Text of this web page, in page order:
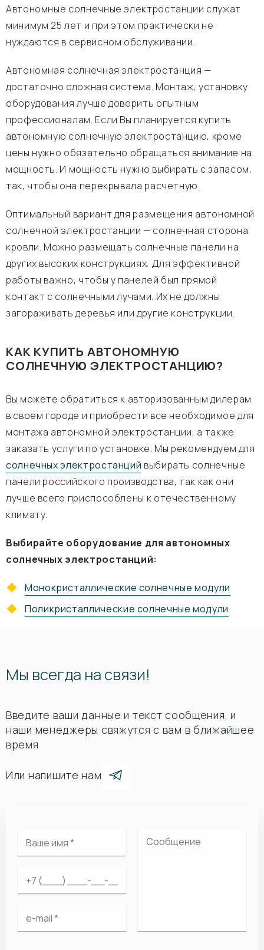
Автономные солнечные электростанции служат
минимум 25 лет и при этом практически не
нуждаются в сервисном обслуживании.
Автономная солнечная электростанция —
достаточно сложная система. Монтаж, установку
оборудования лучше доверить опытным
профессионалам. Если Вы планируется купить
автономную солнечную электростанцию, кроме
цены нужно обязательно обращаться внимание на
мощность. И мощность нужно выбирать с запасом,
так, чтобы она перекрывала расчетную.
Оптимальный вариант для размещения автономной
солнечной электростанции — солнечная сторона
кровли. Можно размещать солнечные панели на
других высоких конструкциях. Для эффективной
работы важно, чтобы у панелей был прямой
контакт с солнечными лучами. Их не должны
загораживать деревья или другие конструкции.
КАК КУПИТЬ АВТОНОМНУЮ
СОЛНЕЧНУЮ ЭЛЕКТРОСТАНЦИЮ?
Вы можете обратиться к авторизованным дилерам
в своем городе и приобрести все необходимое для
монтажа автономной электростанции, а также
заказать услуги по установке. Мы рекомендуем для
солнечных электростанций выбирать солнечные
панели российского производства, так как они
лучше всего приспособлены к отечественному
климату.
Выбирайте оборудование для автономных
солнечных электростанций:
Монокристаллические солнечные модули
Поликристаллические солнечные модули
Мы всегда на связи!
Введите ваши данные и текст сообщения, и
наши менеджеры свяжутся с вам в ближайшее
время
Или напишите нам